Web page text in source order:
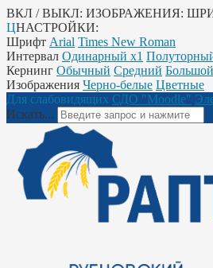
ВКЛ / ВЫКЛ: ИЗОБРАЖЕНИЯ:
ЦНАСТРОЙКИ:
Шрифт Arial Times New Roman
Интервал Одинарный х1
Кернинг Обычный Средний Большой
Изображения Черно-белые Цветные
Для слабовидящих СДО "Moodle"
Искать...